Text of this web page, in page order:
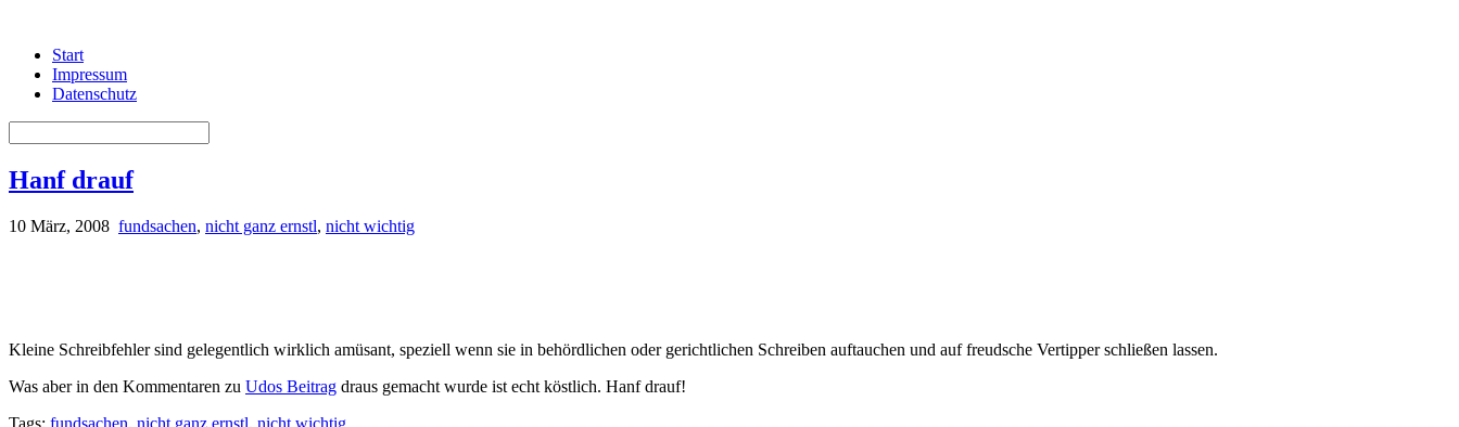
Start
Impressum
Datenschutz
Hanf drauf
10 März, 2008 fundsachen, nicht ganz ernstl, nicht wichtig
Kleine Schreibfehler sind gelegentlich wirklich amüsant, speziell wenn sie in behördlichen oder gerichtlichen Schreiben auftauchen und auf freudsche Vertipper schließen lassen.
Was aber in den Kommentaren zu Udos Beitrag draus gemacht wurde ist echt köstlich. Hanf drauf!
Tags: fundsachen, nicht ganz ernstl, nicht wichtig